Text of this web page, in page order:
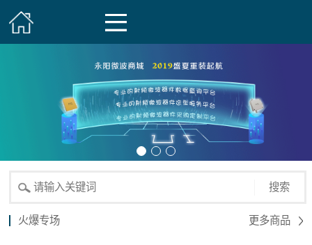
搜索
火爆专场 更多商品